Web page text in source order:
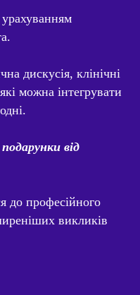
урахуванням
дискусія, клінічні
можна інтегрувати
від
до професійного
викликів